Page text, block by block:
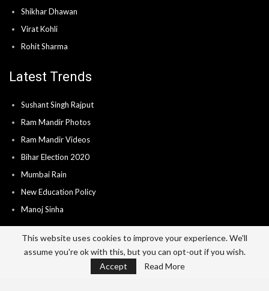
Shikhar Dhawan
Virat Kohli
Rohit Sharma
Latest Trends
Sushant Singh Rajput
Ram Mandir Photos
Ram Mandir Videos
Bihar Election 2020
Mumbai Rain
New Education Policy
Manoj Sinha
Home About Advertise
Career
Send News & Video’s
Contact
Privacy Policy
This website uses cookies to improve your experience. We'll
assume you're ok with this, but you can opt-out if you wish.
Accept
Read More